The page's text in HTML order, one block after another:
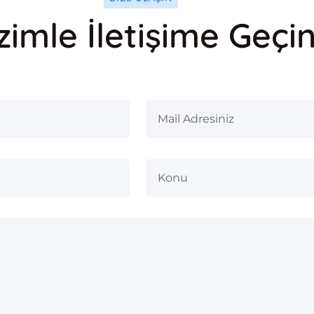
İletişime